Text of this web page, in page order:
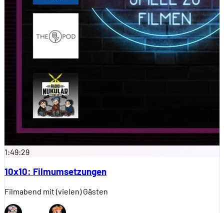
1:49:29
10x10: Filmumsetzungen
Filmabend mit (vielen) Gästen